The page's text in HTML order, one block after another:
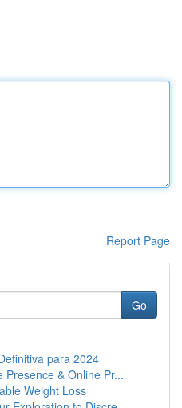
Report Page
Go
para 2024
& Online Pr...
Weight Loss